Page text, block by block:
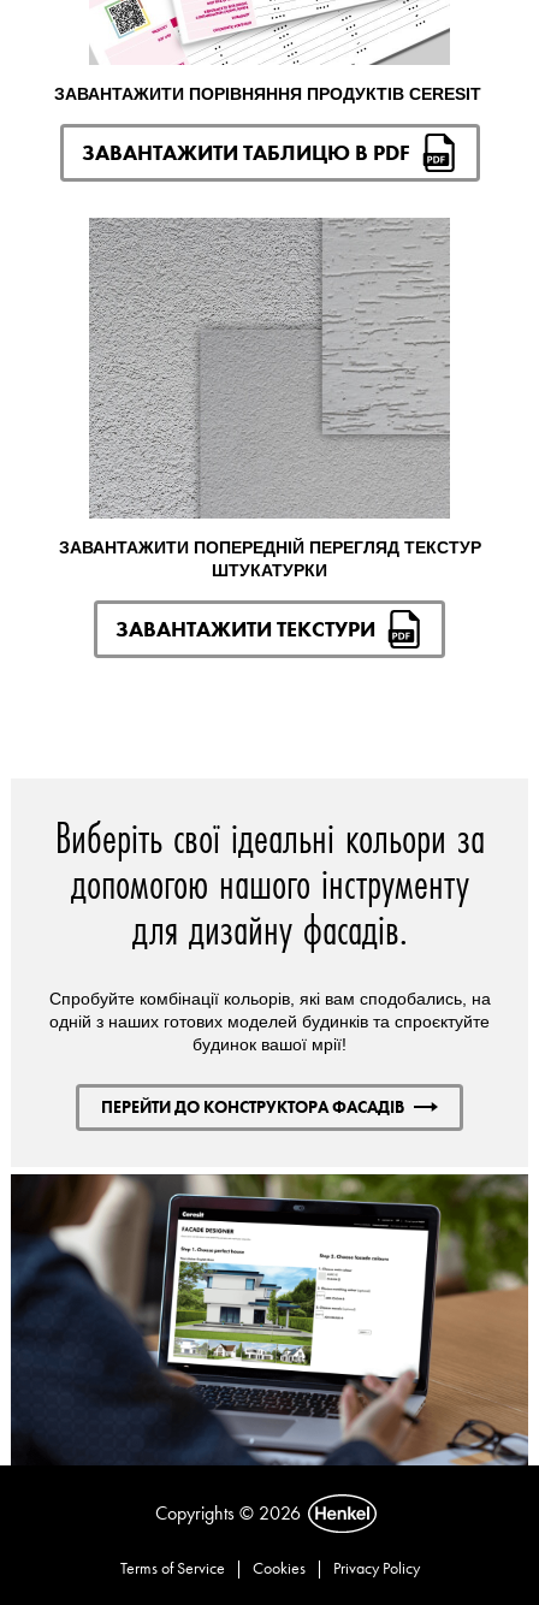
ЗАВАНТАЖИТИ ПОРІВНЯННЯ ПРОДУКТІВ CERESIT
ЗАВАНТАЖИТИ ТАБЛИЦЮ В PDF
ЗАВАНТАЖИТИ ПОПЕРЕДНІЙ ПЕРЕГЛЯД ТЕКСТУР
ШТУКАТУРКИ
ЗАВАНТАЖИТИ ТЕКСТУРИ
Виберіть свої ідеальні кольори за
допомогою нашого інструменту
для дизайну фасадів.
Спробуйте комбінації кольорів, які вам сподобались, на
одній з наших готових моделей будинків та спроєктуйте
будинок вашої мрії!
ПЕРЕЙТИ ДО КОНСТРУКТОРА ФАСАДІВ
Copyrights © 2026
Terms of Service | Cookies | Privacy Policy